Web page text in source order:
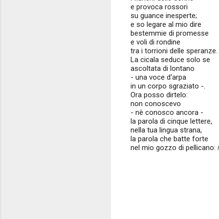
e provoca rossori
su guance inesperte;
e so legare al mio dire
bestemmie di promesse
e voli di rondine
tra i torrioni delle speranze.
La cicala seduce solo se
ascoltata di lontano
- una voce d'arpa
in un corpo sgraziato -.
Ora posso dirtelo:
non conoscevo
- nè conosco ancora -
la parola di cinque lettere,
nella tua lingua strana,
la parola che batte forte
nel mio gozzo di pellicano: